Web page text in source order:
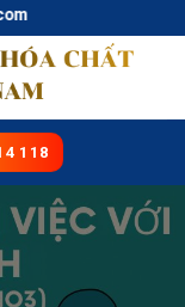
118